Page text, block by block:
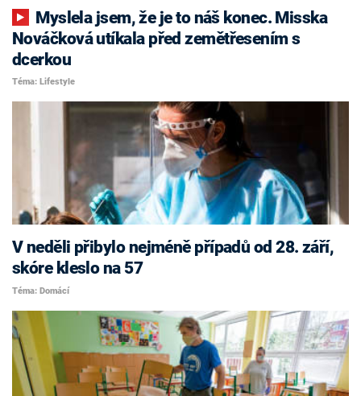
Nováčková utíkala před zemětřesením s
dcerkou
Téma: Lifestyle
V neděli přibylo nejméně případů od 28. září,
skóre kleslo na 57
Téma: Domácí